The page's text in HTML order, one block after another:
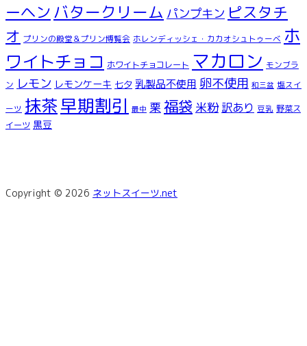
ーヘンバタークリーム パンプキン ピスタチ
オ プリンの殿堂＆プリン博覧会 ホレンディッシェ・カカオシュトゥーベ ホ
ワイトチョコ ホワイトチョコレート マカロン モンブラ
ン レモン レモンケーキ 七夕 乳製品不使用 卵不使用 和三盆 塩スイ
ーツ 抹茶早期割引 最中 栗 福袋 米粉 訳あり 豆乳 野菜ス
イーツ 黒豆
Copyright © 2026 ネットスイーツ.net